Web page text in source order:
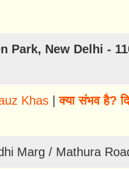
Park, New Delhi -
Khas|क्या संभव है?
Marg / Mathura